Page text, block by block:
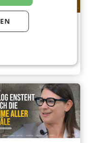
– Boom
Gewinner